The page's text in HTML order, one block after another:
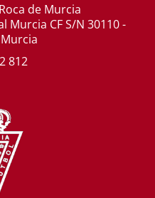
de Murcia
Murcia CF S/N 30110 -
812